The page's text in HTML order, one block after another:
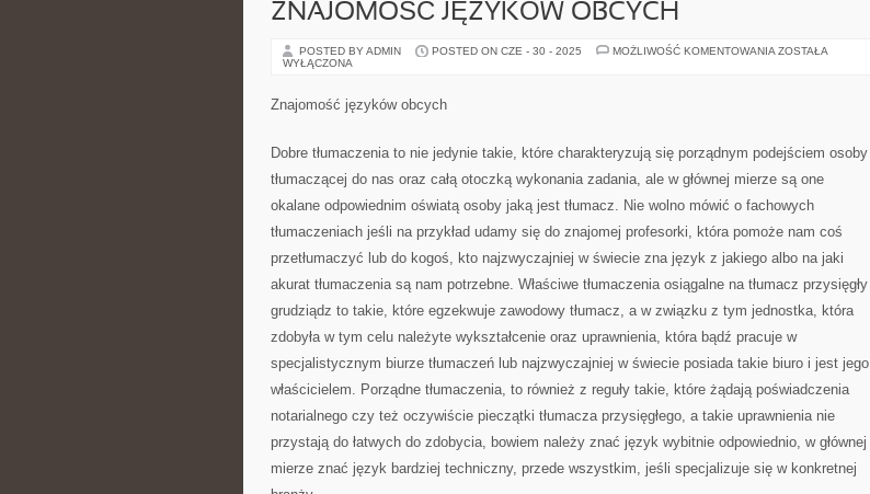
ZNAJOMOŚĆ JĘZYKÓW OBCYCH
POSTED BY ADMIN POSTED ON CZE - 30 - 2025 MOŻLIWOŚĆ KOMENTOWANIA ZNAJOMOŚĆ
ZOSTAŁA
WYŁĄCZONA
Znajomość języków obcych
Dobre tłumaczenia to nie jedynie takie, które charakteryzują się porządnym podejściem osoby
tłumaczącej do nas oraz całą otoczką wykonania zadania, ale w głównej mierze są one
okalane odpowiednim oświatą osoby jaką jest tłumacz. Nie wolno mówić o fachowych
tłumaczeniach jeśli na przykład udamy się do znajomej profesorki, która pomoże nam coś
przetłumaczyć lub do kogoś, kto najzwyczajniej w świecie zna język z jakiego albo na jaki
akurat tłumaczenia są nam potrzebne. Właściwe tłumaczenia osiągalne na tłumacz przysięgły
grudziądz to takie, które egzekwuje zawodowy tłumacz, a w związku z tym jednostka, która
zdobyła w tym celu należyte wykształcenie oraz uprawnienia, która bądź pracuje w
specjalistycznym biurze tłumaczeń lub najzwyczajniej w świecie posiada takie biuro i jest jego
właścicielem. Porządne tłumaczenia, to również z reguły takie, które żądają poświadczenia
notarialnego czy też oczywiście pieczątki tłumacza przysięgłego, a takie uprawnienia nie
przystają do łatwych do zdobycia, bowiem należy znać język wybitnie odpowiednio, w głównej
mierze znać język bardziej techniczny, przede wszystkim, jeśli specjalizuje się w konkretnej